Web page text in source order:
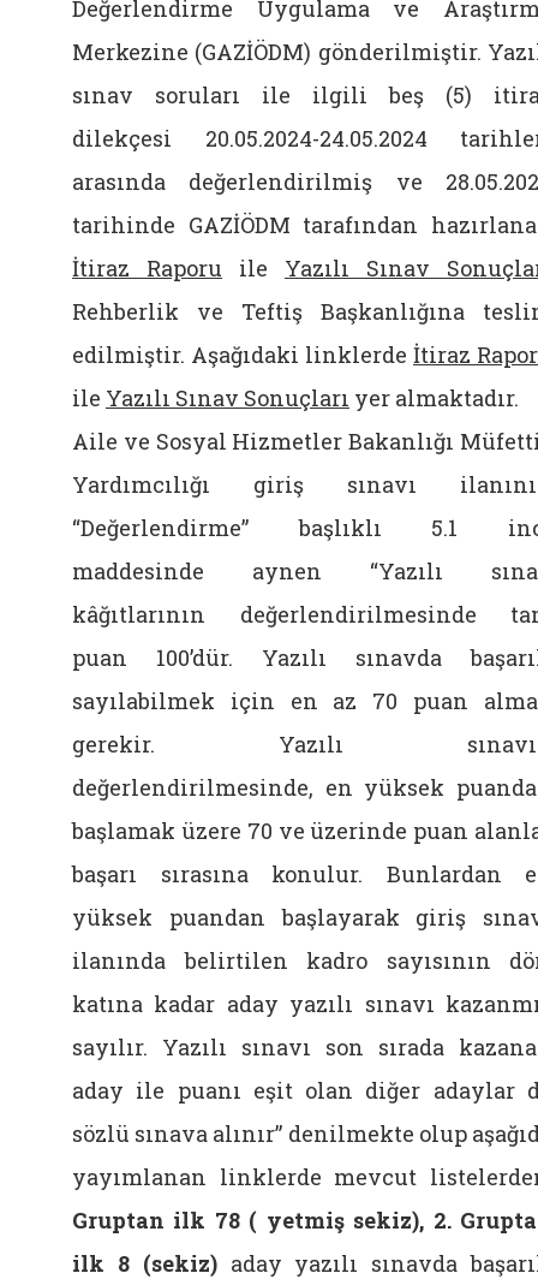
Değerlendirme Uygulama ve
Merkezine (GAZİÖDM) gönderilmiştir.
sınav soruları ile ilgili beş (5)
dilekçesi 20.05.2024-24.05.2024
arasında değerlendirilmiş ve
tarihinde GAZİÖDM tarafından
İtiraz Raporu ile Yazılı Sınav
Rehberlik ve Teftiş Başkanlığına
edilmiştir. Aşağıdaki linklerde İtiraz
ile Yazılı Sınav Sonuçları yer almaktadır.
Aile ve Sosyal Hizmetler Bakanlığı
Yardımcılığı giriş sınavı
“Değerlendirme” başlıklı 5.1
maddesinde aynen “Yazılı
kâğıtlarının değerlendirilmesinde
puan 100’dür. Yazılı sınavda
sayılabilmek için en az 70 puan
gerekir. Yazılı
değerlendirilmesinde, en yüksek
başlamak üzere 70 ve üzerinde puan
başarı sırasına konulur. Bunlardan
yüksek puandan başlayarak giriş
ilanında belirtilen kadro sayısının
katına kadar aday yazılı sınavı
sayılır. Yazılı sınavı son sırada
aday ile puanı eşit olan diğer adaylar
sözlü sınava alınır” denilmekte olup
yayımlanan linklerde mevcut
Gruptan ilk 78 ( yetmiş sekiz), 2.
ilk 8 (sekiz) aday yazılı sınavda